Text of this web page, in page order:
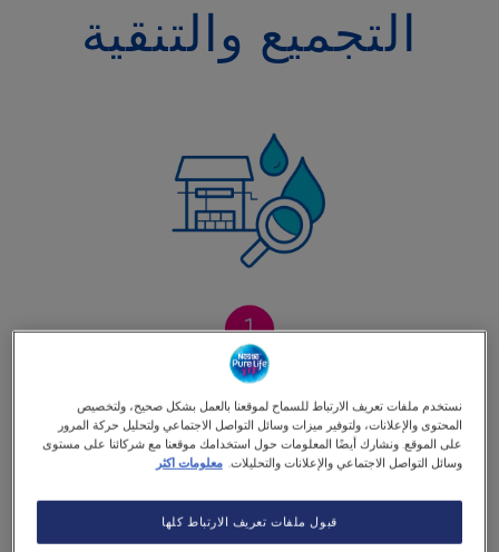
التجميع والتنقية
التجميع بعناية
نقوم بتجميع المياه من الآبار الجوفية أو من
إمدادات المياه البلدية التي يتم فحصها بانتظام
للتأكد من جودتها. يتم نقل المياه داخل أنابيب
نستخدم ملفات تعريف الارتباط للسماح لموقعنا بالعمل بشكل صحيح، ولتخصيص
المحتوى والإعلانات، ولتوفير ميزات وسائل التواصل الاجتماعي ولتحليل حركة المرور
على الموقع. ونشارك أيضًا المعلومات حول استخدامك موقعنا مع شركائنا على مستوى
وسائل التواصل الاجتماعي والإعلانات والتحليلات. معلومات اكثر
قبول ملفات تعريف الارتباط كلها